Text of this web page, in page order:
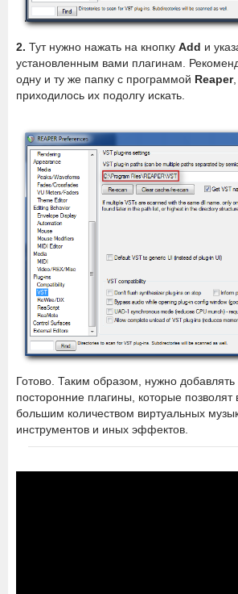
2. Тут нужно нажать на кнопку Add и
установленным вами плагинам.
одну и ту же папку с программой Reaper
приходилось их подолгу искать.
Готово. Таким образом, нужно
посторонние плагины, которые позволят
большим количеством виртуальных
инструментов и иных эффектов.